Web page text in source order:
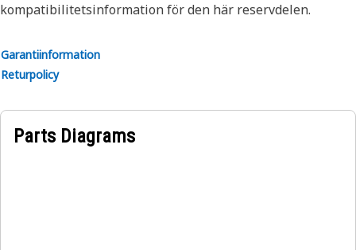
kompatibilitetsinformation för den här reservdelen.
Garantiinformation
Returpolicy
Parts Diagrams